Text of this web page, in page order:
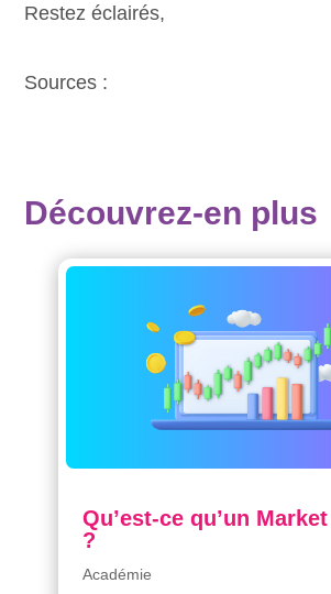
Restez éclairés,
Sources :
Découvrez-en plus
Qu’est-ce qu’un
?
Académie